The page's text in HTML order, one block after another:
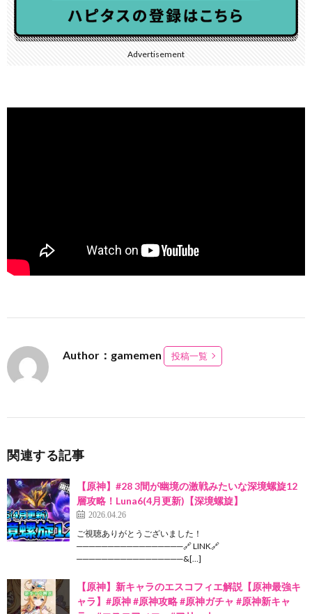
Advertisement
Author：gamemen 投稿一覧
関連する記事
【原神】#28 3間が幽境の激戦みたいな深境螺旋12
層攻略！Luna6(4月更新)【深境螺旋】
2026.04.26
ご視聴ありがとうございました！
─────────────────🔗 LINK🔗
─────────────────&[…]
【原神】新キャラのエスコフィエ解説【原神最強キ
ャラ】#原神 #原神攻略 #原神ガチャ #原神新キャ